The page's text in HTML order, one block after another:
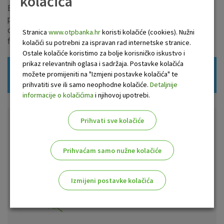
Brokeri OTP banke svojim klijentima kvalitetnom i
profesionalnom uslugom omogućuju trgovanje dionicama i
drugim financijskim instrumentima na gotovo svim važnim
financijskim tržištima.
Zatražite poziv
Pronađi najbližu lokaciju
poslovnice ili bankomata OTP
banke.
Stranica www.otpbanka.hrkoristi kolačiće (cookies). Nužni
kolačići su potrebni za ispravan rad internetske stranice.
Ostale kolačiće koristimo za bolje korisničko iskustvo i
prikaz relevantnih oglasa i sadržaja. Postavke kolačića
možete promijeniti na "Izmjeni postavke kolačića" te
prihvatiti sve ili samo neophodne kolačiće. Detaljnije
informacije o kolačićima i njihovoj upotrebi.
Prihvati sve kolačiće
Prihvaćam samo nužne kolačiće
Izmijeni postavke kolačića